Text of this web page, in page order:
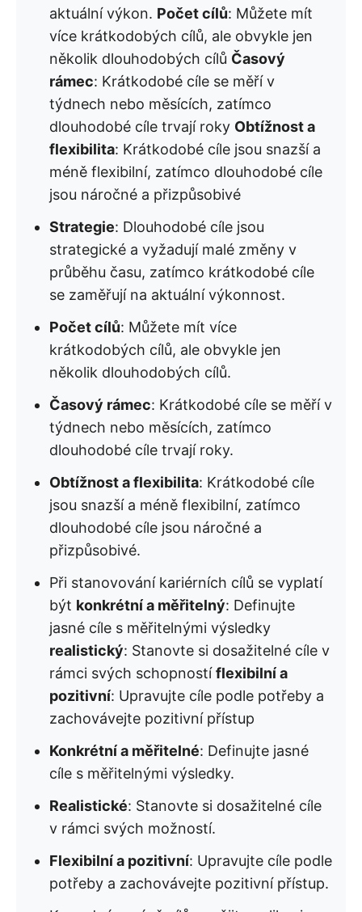
aktuální výkon. Počet cílů: Můžete mít
více krátkodobých cílů, ale obvykle jen
několik dlouhodobých cílů Časový
rámec: Krátkodobé cíle se měří v
týdnech nebo měsících, zatímco
dlouhodobé cíle trvají roky Obtížnost a
flexibilita: Krátkodobé cíle jsou snazší a
méně flexibilní, zatímco dlouhodobé cíle
jsou náročné a přizpůsobivé
Strategie: Dlouhodobé cíle jsou
strategické a vyžadují malé změny v
průběhu času, zatímco krátkodobé cíle
se zaměřují na aktuální výkonnost.
Počet cílů: Můžete mít více
krátkodobých cílů, ale obvykle jen
několik dlouhodobých cílů.
Časový rámec: Krátkodobé cíle se měří v
týdnech nebo měsících, zatímco
dlouhodobé cíle trvají roky.
Obtížnost a flexibilita: Krátkodobé cíle
jsou snazší a méně flexibilní, zatímco
dlouhodobé cíle jsou náročné a
přizpůsobivé.
Při stanovování kariérních cílů se vyplatí
být konkrétní a měřitelný: Definujte
jasné cíle s měřitelnými výsledky
realistický: Stanovte si dosažitelné cíle v
rámci svých schopnostíflexibilní a
pozitivní: Upravujte cíle podle potřeby a
zachovávejte pozitivní přístup
Konkrétní a měřitelné: Definujte jasné
cíle s měřitelnými výsledky.
Realistické: Stanovte si dosažitelné cíle
v rámci svých možností.
Flexibilní a pozitivní: Upravujte cíle podle
potřeby a zachovávejte pozitivní přístup.